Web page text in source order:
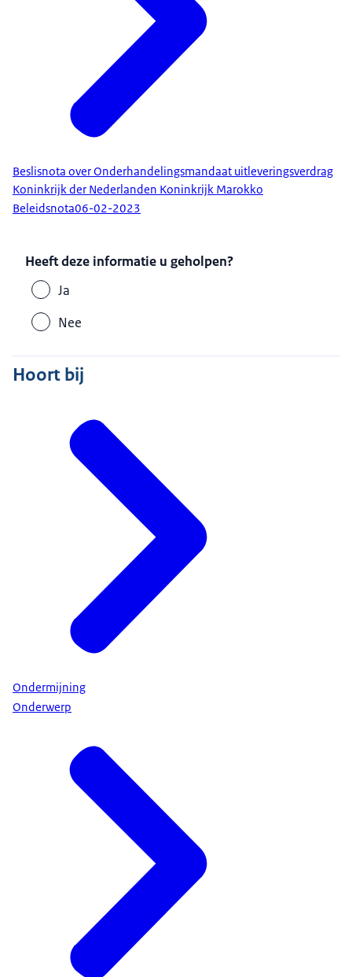
Beslisnota over Onderhandelingsmandaat uitleveringsverdrag
Koninkrijk der Nederlanden Koninkrijk Marokko
Beleidsnota06-02-2023
Heeft deze informatie u geholpen?
Ja
Nee
Hoort bij
Ondermijning
Onderwerp